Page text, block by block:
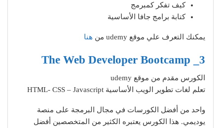
كيف تفكر كمبرمج
كتابة برامج جافا الأساسية
يمكنك التعرف علي موقع udemy من هنا
3_ The Web Developer Bootcamp
الكورس مقدم من موقع udemy
تعلم لغات تطوير الويب الأساسية HTML- CSS – Javascript
واحد من أفضل الكورسات في مجال البرمجة على منصة
يوديمي. هذا الكورس يعتبره الكثير من المتخصصين أفضل